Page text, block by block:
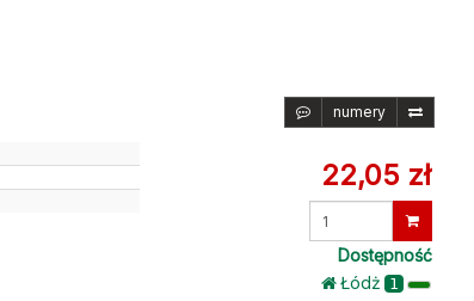
numery
22,05 zł
Dostępność
Łódż 1